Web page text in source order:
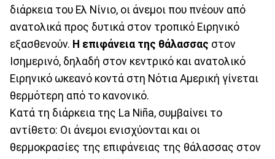
διάρκεια του Ελ Νίνιο, οι άνεμοι που πνέουν από
ανατολικά προς δυτικά στον τροπικό Ειρηνικό
εξασθενούν. Η επιφάνεια της θάλασσας στον
Ισημερινό, δηλαδή στον κεντρικό και ανατολικό
Ειρηνικό ωκεανό κοντά στη Νότια Αμερική γίνεται
θερμότερη από το κανονικό.
Κατά τη διάρκεια της La Niña, συμβαίνει το
αντίθετο: Οι άνεμοι ενισχύονται και οι
θερμοκρασίες της επιφάνειας της θάλασσας στον